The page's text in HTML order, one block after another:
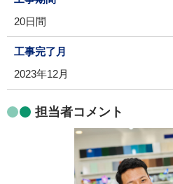
20日間
工事完了月
2023年12月
担当者コメント